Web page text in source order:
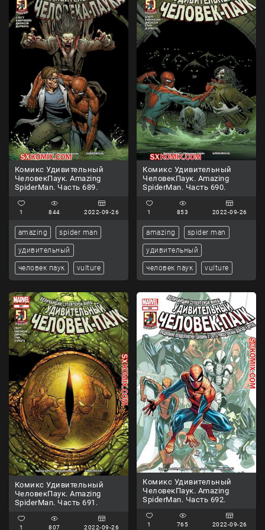
Комикс Удивительный
ЧеловекПаук. Amazing
SpiderMan. Часть 689.
1 844 2022-09-26
amazing spider man
удивительный
человек паук vulture
Комикс Удивительный
ЧеловекПаук. Amazing
SpiderMan. Часть 690.
1 853 2022-09-26
amazing spider man
удивительный
человек паук vulture
Комикс Удивительный
ЧеловекПаук. Amazing
SpiderMan. Часть 691.
1 807 2022-09-26
Комикс Удивительный
ЧеловекПаук. Amazing
SpiderMan. Часть 692.
1 765 2022-09-26